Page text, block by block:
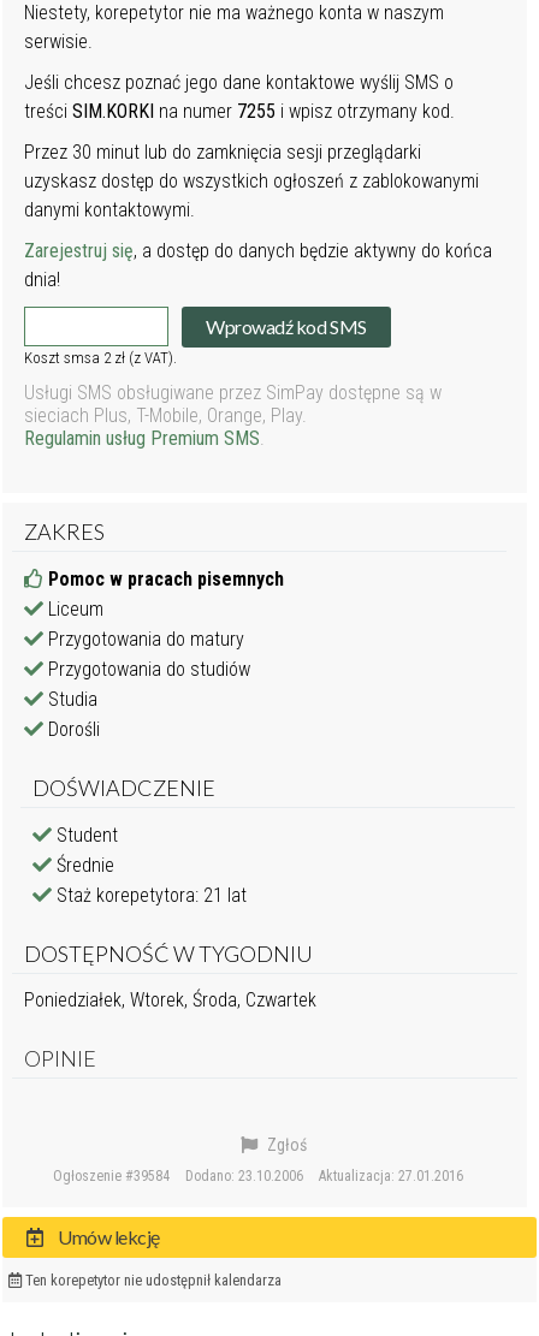
Niestety, korepetytor nie ma ważnego konta w naszym
serwisie.
Jeśli chcesz poznać jego dane kontaktowe wyślij SMS o
treściSIM.KORKI na numer 7255 i wpisz otrzymany kod.
Przez 30 minut lub do zamknięcia sesji przeglądarki
uzyskasz dostęp do wszystkich ogłoszeń z zablokowanymi
danymi kontaktowymi.
Zarejestruj się, a dostęp do danych będzie aktywny do końca
dnia!
Wprowadź kod SMS
Koszt smsa 2 zł (z VAT).
Usługi SMS obsługiwane przez SimPay dostępne są w
sieciach Plus, T-Mobile, Orange, Play.
Regulamin usług Premium SMS.
ZAKRES
Pomoc w pracach pisemnych
Liceum
Przygotowania do matury
Przygotowania do studiów
Studia
Dorośli
DOŚWIADCZENIE
Student
Średnie
Staż korepetytora: 21 lat
DOSTĘPNOŚĆ W TYGODNIU
Poniedziałek, Wtorek, Środa, Czwartek
OPINIE
Ogłoszenie #39584 Dodano: 23.10.2006 Aktualizacja: 27.01.2016
Zgłoś
Umów lekcję
Ten korepetytor nie udostępnił kalendarza